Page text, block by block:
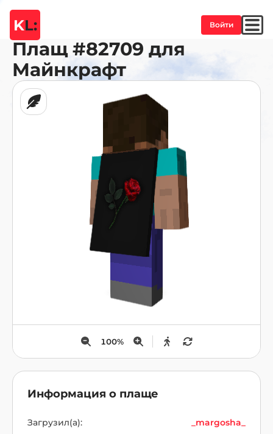
KL: Войти
Плащ #82709 для
Майнкрафт
100%
Информация о плаще
Загрузил(а): _margosha_